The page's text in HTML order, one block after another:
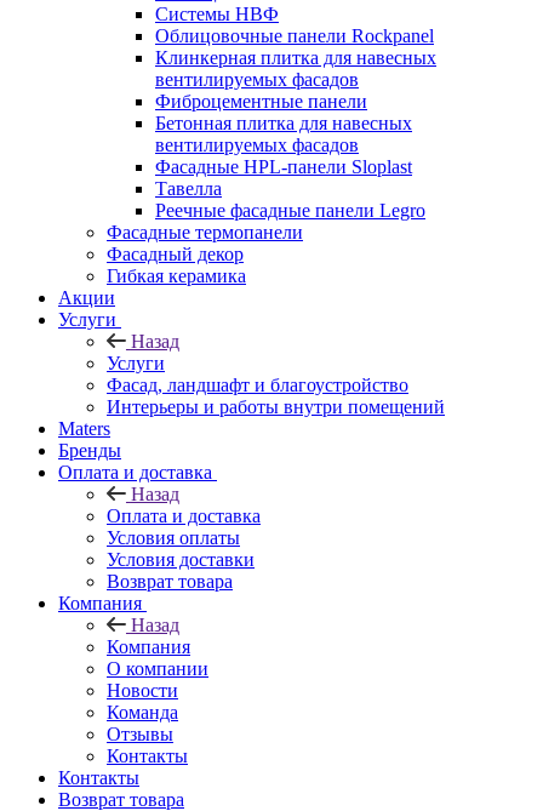
Системы НВФ
Облицовочные панели Rockpanel
Клинкерная плитка для навесных
вентилируемых фасадов
Фиброцементные панели
Бетонная плитка для навесных
вентилируемых фасадов
Фасадные HPL-панели Sloplast
Тавелла
Реечные фасадные панели Legro
Фасадные термопанели
Фасадный декор
Гибкая керамика
Акции
Услуги
Назад
Услуги
Фасад, ландшафт и благоустройство
Интерьеры и работы внутри помещений
Maters
Бренды
Оплата и доставка
Назад
Оплата и доставка
Условия оплаты
Условия доставки
Возврат товара
Компания
Назад
Компания
О компании
Новости
Команда
Отзывы
Контакты
Контакты
Возврат товара